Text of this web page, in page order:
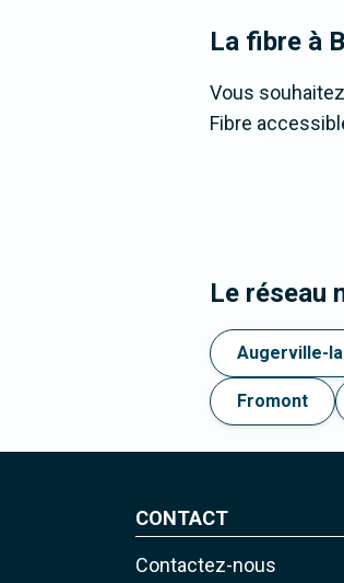
La fibre à
Vous
Fibre
Le réseau
Augerville-
Fromont
CONTACT
Contactez-nous